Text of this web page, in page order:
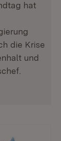
hat
die Krise
und